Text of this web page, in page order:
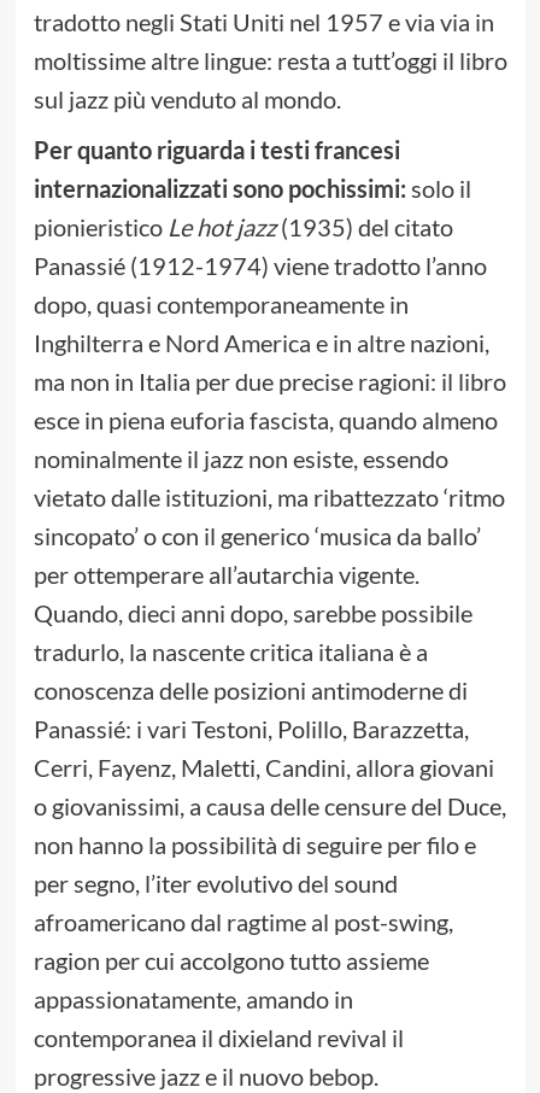
tradotto negli Stati Uniti nel 1957 e via via in
moltissime altre lingue: resta a tutt’oggi il libro
sul jazz più venduto al mondo.
Per quanto riguarda i testi francesi
internazionalizzati sono pochissimi: solo il
pionieristico Le hot jazz(1935) del citato
Panassié (1912-1974) viene tradotto l’anno
dopo, quasi contemporaneamente in
Inghilterra e Nord America e in altre nazioni,
ma non in Italia per due precise ragioni: il libro
esce in piena euforia fascista, quando almeno
nominalmente il jazz non esiste, essendo
vietato dalle istituzioni, ma ribattezzato ‘ritmo
sincopato’ o con il generico ‘musica da ballo’
per ottemperare all’autarchia vigente.
Quando, dieci anni dopo, sarebbe possibile
tradurlo, la nascente critica italiana è a
conoscenza delle posizioni antimoderne di
Panassié: i vari Testoni, Polillo, Barazzetta,
Cerri, Fayenz, Maletti, Candini, allora giovani
o giovanissimi, a causa delle censure del Duce,
non hanno la possibilità di seguire per filo e
per segno, l’iter evolutivo del sound
afroamericano dal ragtime al post-swing,
ragion per cui accolgono tutto assieme
appassionatamente, amando in
contemporanea il dixieland revival il
progressive jazz e il nuovo bebop.